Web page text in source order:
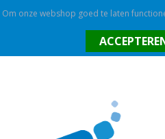
Promotietextiel
Om onze webshop goed te laten